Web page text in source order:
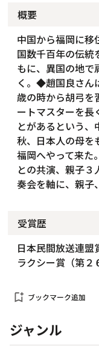
概要
中国から福岡に移
国数千百年の伝統
もに、異国の地で
く。◆趙国良さん
歳の時から胡弓を
ートマスターを長
とがあるという
秋、日本人の母を
福岡へやって来た
との共演、親子
奏会を軸に、親子
受賞歴
日本民間放送連盟
ラクシー賞（第２
bookmark_add ブックマーク追加
ジャンル